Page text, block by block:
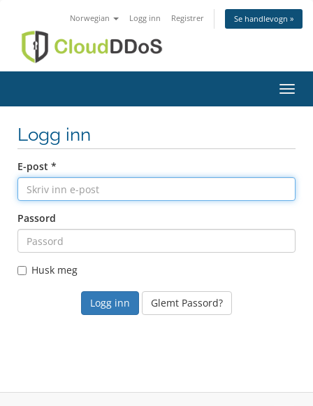
Norwegian Logg inn Registrer Se handlevogn »
Bytt
Logg inn
E-post *
Passord
Husk meg
Glemt Passord?